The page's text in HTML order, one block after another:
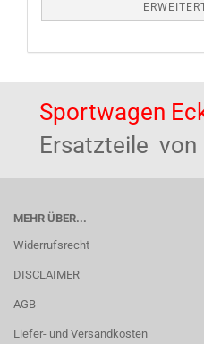
Sportwagen
Ersatzteile von
MEHR ÜBER...
Widerrufsrecht
DISCLAIMER
AGB
Liefer- und Versandkosten